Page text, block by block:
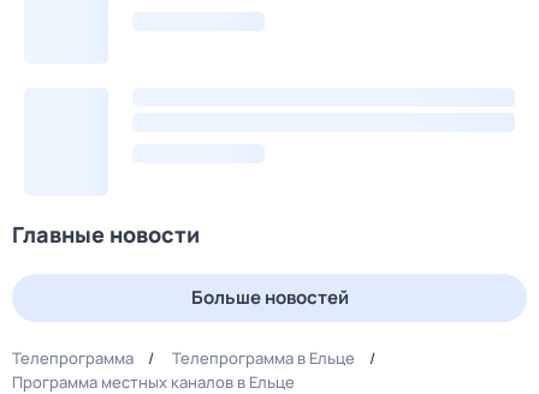
Главные новости
Больше новостей
Телепрограмма
Телепрограмма в Ельце
Программа местных каналов в Ельце